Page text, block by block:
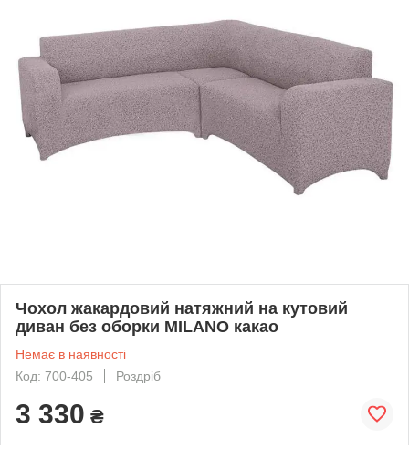
Чохол жакардовий натяжний на кутовий
диван без оборки MILANO какао
Немає в наявності
Код: 700-405
Роздріб
3 330 ₴